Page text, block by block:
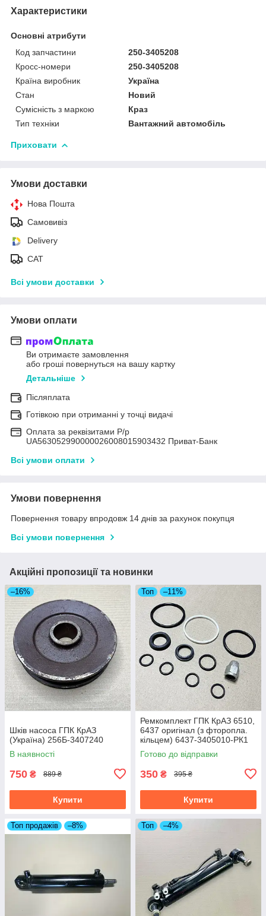
Характеристики
Основні атрибути
Код запчастини
250-3405208
Кросс-номери
250-3405208
Країна виробник
Україна
Стан
Новий
Сумісність з маркою
Краз
Тип техніки
Вантажний автомобіль
Приховати
Умови доставки
Нова Пошта
Самовивіз
Delivery
САТ
Всі умови доставки
Умови оплати
Ви отримаєте замовлення
або гроші повернуться на вашу картку
Детальніше
Післяплата
Готівкою при отриманні у точці видачі
Оплата за реквізитами Р/р
UA563052990000026008015903432 Приват-Банк
Всі умови оплати
Умови повернення
Повернення товару впродовж 14 днів за рахунок покупця
Всі умови повернення
Акційні пропозиції та новинки
–16%
Шків насоса ГПК КрАЗ
(Україна) 256Б-3407240
В наявності
750 ₴ 889 ₴
Купити
Топ –11%
Ремкомплект ГПК КрАЗ 6510,
6437 оригінал (з фторопла.
кільцем) 6437-3405010-РК1
Готово до відправки
350 ₴ 395 ₴
Купити
Топ продажів –8% Топ –4%